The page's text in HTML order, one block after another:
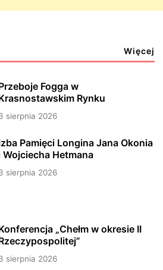
Więcej
Fogga w
Rynku
sierpnia 2026
Pamięci Longina Jana Okonia
Wojciecha Hetmana
sierpnia 2026
„Chełm w okresie II
sierpnia 2026